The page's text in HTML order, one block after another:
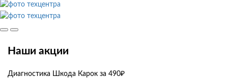
Наши акции
Диагностика Шкода Карок за 490₽